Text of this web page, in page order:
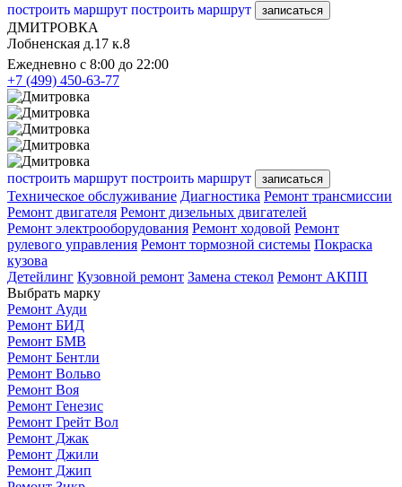
построить маршрут построить маршрут записаться
ДМИТРОВКА
Лобненская д.17 к.8
Ежедневно с 8:00 до 22:00
+7 (499) 450-63-77
построить маршрут построить маршрут записаться
Техническое обслуживание Диагностика Ремонт трансмиссии
Ремонт двигателя Ремонт дизельных двигателей
Ремонт электрооборудования Ремонт ходовой Ремонт
рулевого управления Ремонт тормозной системы Покраска
кузова
Детейлинг Кузовной ремонт Замена стекол Ремонт АКПП
Выбрать марку
Ремонт Ауди
Ремонт БИД
Ремонт БМВ
Ремонт Бентли
Ремонт Вольво
Ремонт Воя
Ремонт Генезис
Ремонт Грейт Вол
Ремонт Джак
Ремонт Джили
Ремонт Джип